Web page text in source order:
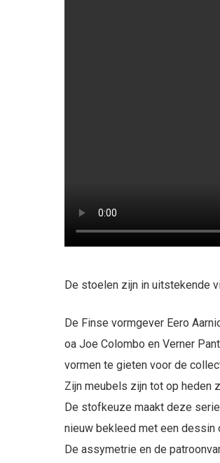
De stoelen zijn in uitstekende
De Finse vormgever Eero
oa Joe Colombo en Verner
vormen te gieten voor de
Zijn meubels zijn tot op heden
De stofkeuze maakt deze
nieuw bekleed met een dessin
De assymetrie en de